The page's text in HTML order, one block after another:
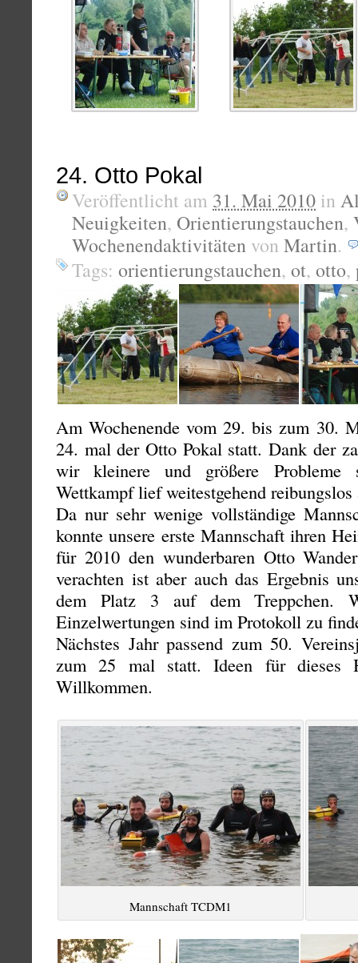
24. Otto Pokal
Veröffentlicht am 31. Mai 2010 in
Neuigkeiten, Orientierungstauchen,
Wochenendaktivitäten von Martin.
Tags: orientierungstauchen, ot, otto,
Am Wochenende vom 29. bis zum 30.
24. mal der Otto Pokal statt. Dank der
wir kleinere und größere Probleme
Wettkampf lief weitestgehend reibungslos
Da nur sehr wenige vollständige
konnte unsere erste Mannschaft ihren
für 2010 den wunderbaren Otto
verachten ist aber auch das Ergebnis
dem Platz 3 auf dem Treppchen.
Einzelwertungen sind im Protokoll zu
Nächstes Jahr passend zum 50.
zum 25 mal statt. Ideen für dieses
Willkommen.
Mannschaft TCDM1